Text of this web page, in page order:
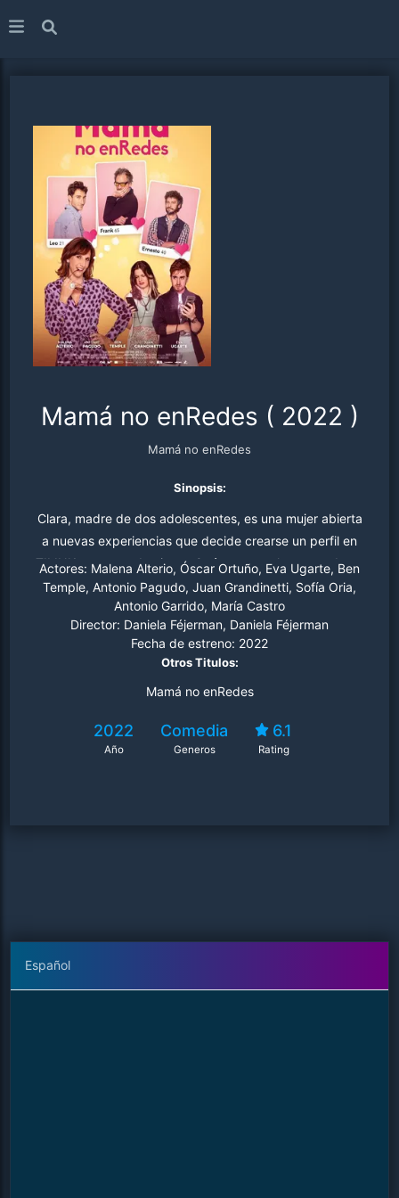
Mamá no enRedes ( 2022 )
Mamá no enRedes
Sinopsis:
Clara, madre de dos adolescentes, es una mujer abierta
a nuevas experiencias que decide crearse un perfil en
TILINK, una app de citas. ¿Qué pasa por la mente de un
veinteañero cuando se encuentra el perfil de su propia
madre en Tilink, la aplicación de citas de moda? Sí, su
madre aún es joven. Sí, está divorciada de su padre y
tiene derecho a rehacer su vida, pero... ¿no sabe lo que
luego dejarla tirada, francotiradores del sexo... como él
delirante aventura de boicotear los ligues de su madre, e
Actores: Malena Alterio, Óscar Ortuño, Eva Ugarte, Ben
Temple, Antonio Pagudo, Juan Grandinetti, Sofía Oria,
Antonio Garrido, María Castro
Director: Daniela Féjerman, Daniela Féjerman
Fecha de estreno: 2022
Otros Titulos:
Mamá no enRedes
2022
Año
Comedia
Generos
6.1
Rating
Español